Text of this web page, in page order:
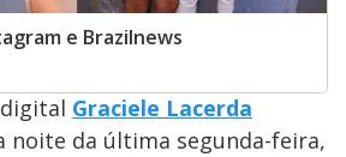
e Brazilnews
Graciele Lacerda
noite da última segunda-feira,